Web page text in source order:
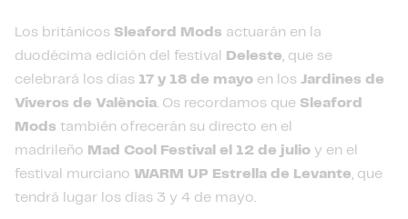
Los británicos Sleaford Mods actuarán en la
duodécima edición del festival
Deleste, que se
celebrará los días 17 y 18 de mayo en los Jardines de
Viveros de València. Os recordamos que Sleaford
Mods también ofrecerán su directo en el
madrileño Mad Cool Festival el 12 de julio y en el
festival murciano WARM UP Estrella de Levante, que
tendrá lugar los días 3 y 4 de mayo.